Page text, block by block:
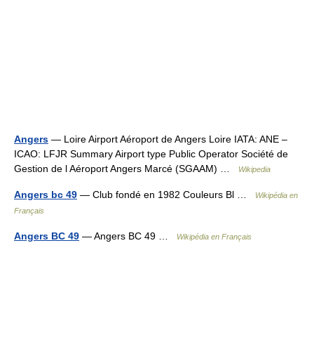
Angers — Loire Airport Aéroport de Angers Loire IATA: ANE –
ICAO: LFJR Summary Airport type Public Operator Société de
Gestion de l Aéroport Angers Marcé (SGAAM) …
Wikipedia
Angers bc 49 — Club fondé en 1982 Couleurs Bl …
Wikipédia en
Français
Angers BC 49 — Angers BC 49 … Wikipédia en Français